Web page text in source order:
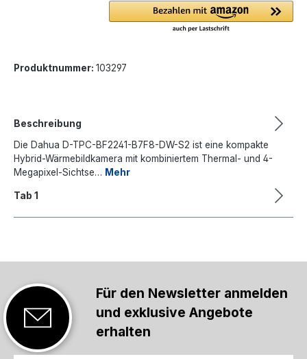
Produktnummer: 103297
Beschreibung
Die Dahua D-TPC-BF2241-B7F8-DW-S2 ist eine kompakte
Hybrid-Wärmebildkamera mit kombiniertem Thermal- und 4-
Megapixel-Sichtse… Mehr
Tab 1
Für den Newsletter anmelden
und exklusive Angebote
erhalten